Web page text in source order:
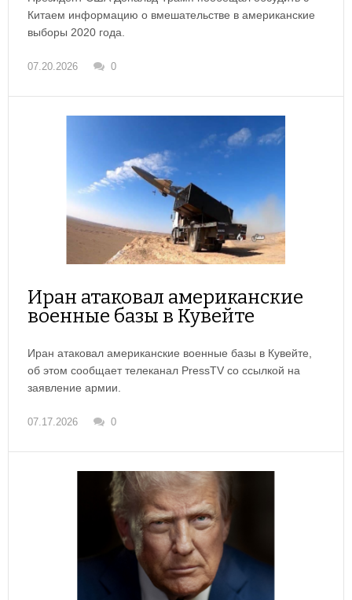
Китаем информацию о вмешательстве в американские
выборы 2020 года.
07.20.2026 0
Иран атаковал американские
военные базы в Кувейте
Иран атаковал американские военные базы в Кувейте,
об этом сообщает телеканал PressTV со ссылкой на
заявление армии.
07.17.2026 0